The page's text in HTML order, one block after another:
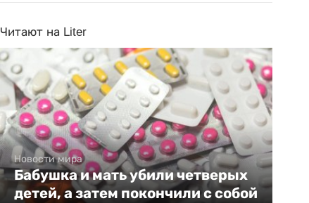
Читают на Liter
Новости мира
Бабушка и мать убили четверых
детей, а затем покончили с собой